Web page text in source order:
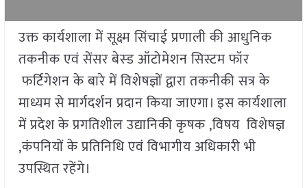
उक्त कार्यशाला में सूक्ष्म सिंचाई प्रणाली की आधुनिक
तकनीक एवं सेंसर बेस्ड ऑटोमेशन सिस्टम फॉर
फर्टिगेशन के बारे में विशेषज्ञों द्वारा तकनीकी सत्र के
माध्यम से मार्गदर्शन प्रदान किया जाएगा। इस कार्यशाला
में प्रदेश के प्रगतिशील उद्यानिकी कृषक ,विषय विशेषज्ञ
,कंपनियों के प्रतिनिधि एवं विभागीय अधिकारी भी
उपस्थित रहेंगे।